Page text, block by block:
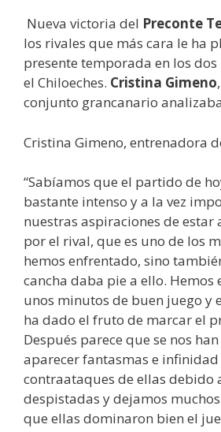
Nueva victoria del Preconte
los rivales que más cara le ha
presente temporada en los
el Chiloeches. Cristina Gimeno
conjunto grancanario
Cristina Gimeno, entrenadora
“Sabíamos que el partido de
bastante intenso y a la vez
nuestras aspiraciones de estar
por el rival, que es uno de los
hemos enfrentado, sino
cancha daba pie a ello. Hemos
unos minutos de buen juego y
ha dado el fruto de marcar el
Después parece que se nos
aparecer fantasmas e infinidad
contraataques de ellas debido
despistadas y dejamos
que ellas dominaron bien el